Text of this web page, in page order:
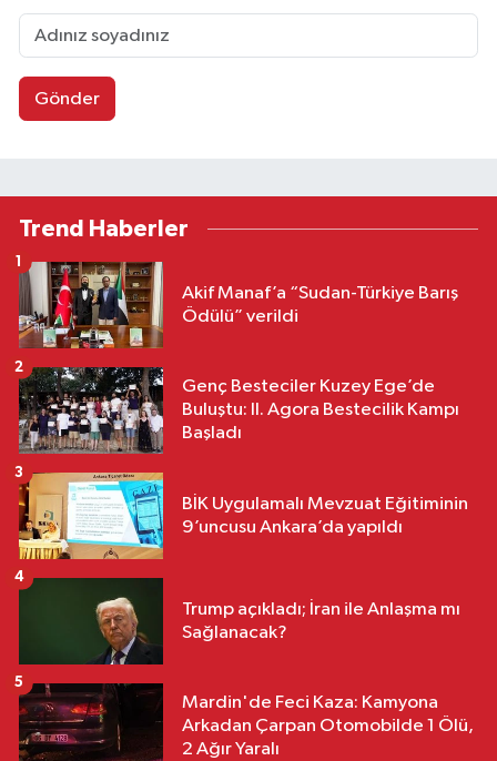
Gönder
Trend Haberler
Akif Manaf’a “Sudan-Türkiye Barış
Ödülü” verildi
1
Genç Besteciler Kuzey Ege’de
Buluştu: II. Agora Bestecilik Kampı
Başladı
2
BİK Uygulamalı Mevzuat Eğitiminin
9’uncusu Ankara’da yapıldı
3
Trump açıkladı; İran ile Anlaşma mı
Sağlanacak?
4
Mardin'de Feci Kaza: Kamyona
Arkadan Çarpan Otomobilde 1 Ölü,
2 Ağır Yaralı
5